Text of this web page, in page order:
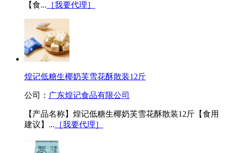
【食... ［我要代理］
煌记低糖生椰奶芙雪花酥散装12斤
公司： 广东煌记食品有限公司
【产品名称】煌记低糖生椰奶芙雪花酥散装12斤【食用
建议】... ［我要代理］